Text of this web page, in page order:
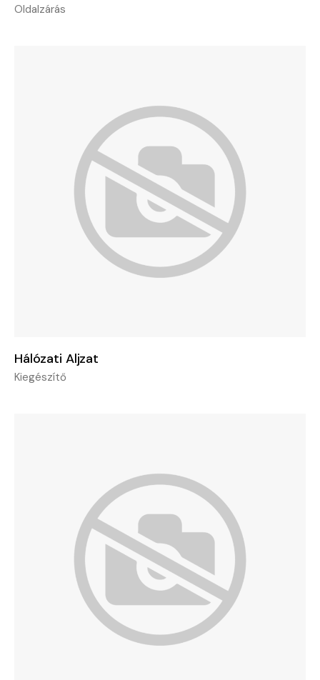
Oldalzárás
Hálózati Aljzat
Kiegészítő